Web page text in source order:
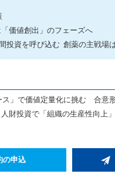
価値創出」のフェーズへ
投資を呼び込む 創薬の主戦
」で価値定量化に挑む 合意
財投資で「組織の生産性向上
の申込